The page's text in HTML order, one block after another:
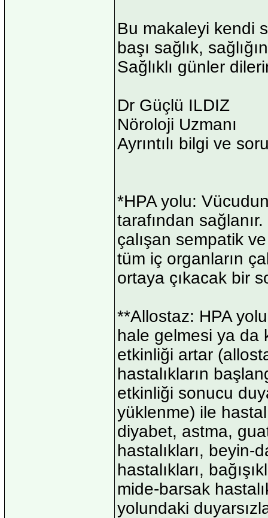
Bu makaleyi kendi
başı sağlık,
Sağlıklı günler
Dr Güçlü ILDIZ
Nöroloji Uzmanı
Ayrıntılı bilgi ve
*HPA yolu:
tarafından
çalışan sempatik
tüm iç organların
ortaya çıkacak bir
**Allostaz: HPA
hale gelmesi ya da
etkinliği artar
hastalıkların
etkinliği sonucu
yüklenme) ile
diyabet, astma,
hastalıkları, beyin-
hastalıkları,
mide-barsak
yolundaki